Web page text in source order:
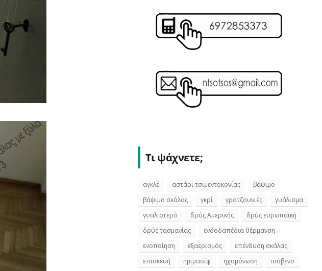
Τι ψάχνετε;
αγκλέ αστάρι τσιμεντοκονίας
βάψιμο
βάψιμο σκάλας
γκρί γρατζουνιές
γυάλισμα
γυαλιστερό
δρύς Αμερικής
δρύς ευρωπαική
δρύς τασμανίας
ενδοδαπέδια θέρμανση
ενοποίηση
εξαερισμός
επένδυση σκάλας
επισκευή
ημιμασίφ ηχομόνωση
ισόβενο